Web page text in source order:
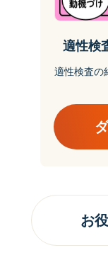
適性検
適性検査の
お